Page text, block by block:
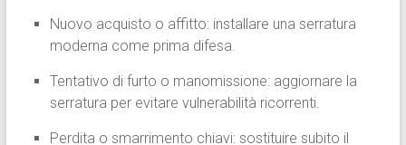
Nuovo acquisto o affitto: installare una serratura
moderna come prima difesa.
Tentativo di furto o manomissione: aggiornare la
serratura per evitare vulnerabilità ricorrenti.
Perdita o smarrimento chiavi: sostituire subito il